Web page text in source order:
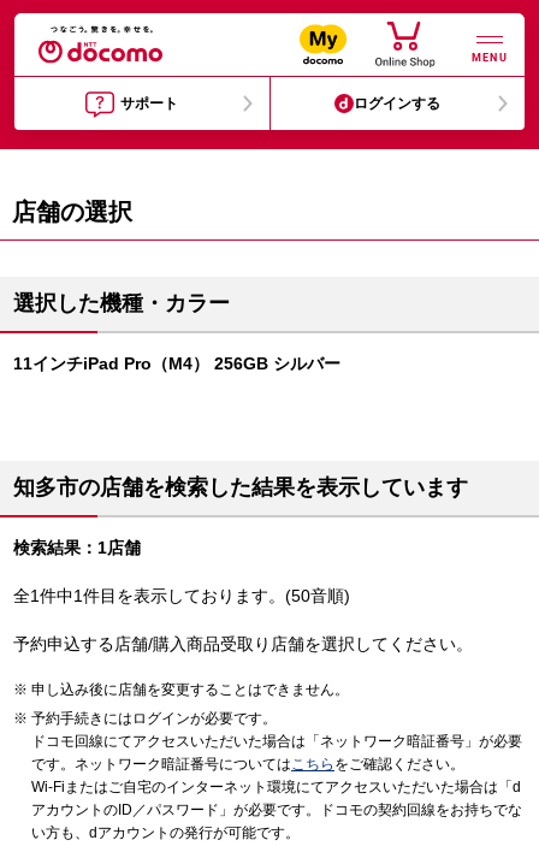
MENU
サポート ログインする
店舗の選択
選択した機種・カラー
11インチiPad Pro（M4） 256GB シルバー
知多市の店舗を検索した結果を表示しています
検索結果：1店舗
全1件中1件目を表示しております。(50音順)
予約申込する店舗/購入商品受取り店舗を選択してください。
申し込み後に店舗を変更することはできません。
予約手続きにはログインが必要です。
ドコモ回線にてアクセスいただいた場合は「ネットワーク暗証番号」が必要
です。ネットワーク暗証番号についてはこちら をご確認ください。
Wi-Fiまたはご自宅のインターネット環境にてアクセスいただいた場合は「d
アカウントのID／パスワード」が必要です。ドコモの契約回線をお持ちでな
い方も、dアカウントの発行が可能です。